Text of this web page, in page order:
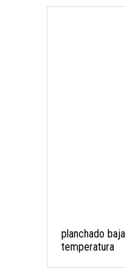
planchado baja
temperatura